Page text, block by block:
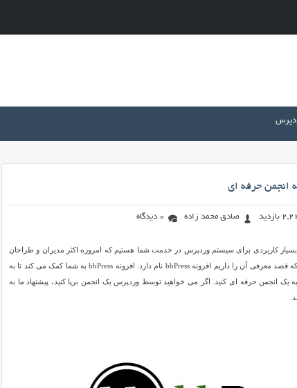
انجمن حرفه ای
بازدید صادق محمد زاده 0 دیدگاه
کاربردی برای سیستم وردپرس در خدمت شما هستیم که امروزه اکثر مدیران و طراحان
سایت ها به آن نیاز دارند. افزونه ای که قصد معرفی آن را داریم افزونه bbPress نام دارد. افزونه bbPress به شما کمک می کند تا به
یک انجمن حرفه ای کنید. اگر می خواهید توسط وردپرس یک انجمن برپا کنید، پیشنهاد ما به